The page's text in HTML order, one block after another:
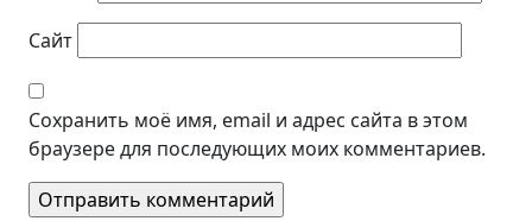
Сайт
Сохранить моё имя, email и адрес сайта в этом
браузере для последующих моих комментариев.